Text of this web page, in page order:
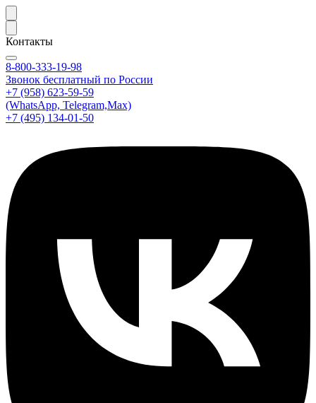
Контакты
8-800-333-19-98
Звонок бесплатный по России
+7 (958) 623-59-59
(WhatsApp, Telegram,Max)
+7 (495) 134-01-50